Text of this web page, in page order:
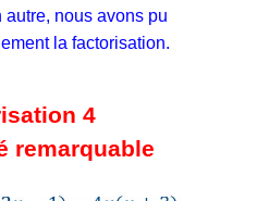
nous avons pu
la factorisation.
4
remarquable